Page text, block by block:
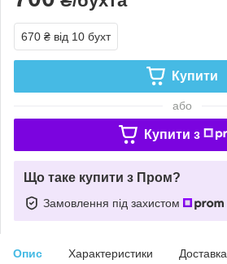
670 ₴ від 10 бухт
Купити
або
Купити з
Що таке купити з Пром?
Замовлення під захистом
Опис Характеристики Доставка